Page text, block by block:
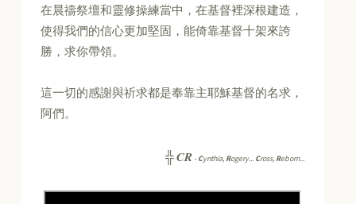
在晨禱祭壇和靈修操練當中，在基督裡深根建造，
使得我們的信心更加堅固，能倚靠基督十架來誇
勝，求你帶領。
這一切的感謝與祈求都是奉靠主耶穌基督的名求，
阿們。
╬CR -Cynthia, Rogery... Cross, Reborn...